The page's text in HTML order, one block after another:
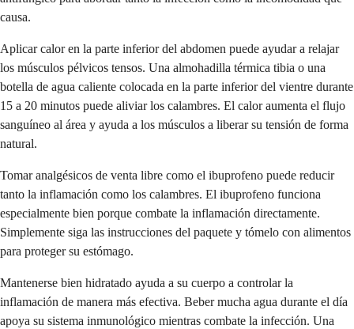
causa.
Aplicar calor en la parte inferior del abdomen puede ayudar a relajar
los músculos pélvicos tensos. Una almohadilla térmica tibia o una
botella de agua caliente colocada en la parte inferior del vientre durante
15 a 20 minutos puede aliviar los calambres. El calor aumenta el flujo
sanguíneo al área y ayuda a los músculos a liberar su tensión de forma
natural.
Tomar analgésicos de venta libre como el ibuprofeno puede reducir
tanto la inflamación como los calambres. El ibuprofeno funciona
especialmente bien porque combate la inflamación directamente.
Simplemente siga las instrucciones del paquete y tómelo con alimentos
para proteger su estómago.
Mantenerse bien hidratado ayuda a su cuerpo a controlar la
inflamación de manera más efectiva. Beber mucha agua durante el día
apoya su sistema inmunológico mientras combate la infección. Una